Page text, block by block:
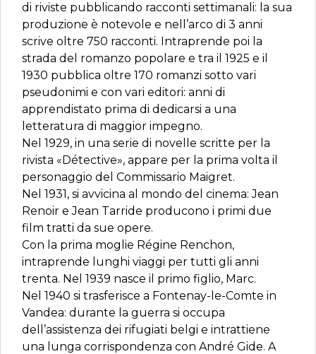
di riviste pubblicando racconti settimanali: la sua
produzione è notevole e nell’arco di 3 anni
scrive oltre 750 racconti. Intraprende poi la
strada del romanzo popolare e tra il 1925 e il
1930 pubblica oltre 170 romanzi sotto vari
pseudonimi e con vari editori: anni di
apprendistato prima di dedicarsi a una
letteratura di maggior impegno.
Nel 1929, in una serie di novelle scritte per la
rivista «Détective», appare per la prima volta il
personaggio del Commissario Maigret.
Nel 1931, si avvicina al mondo del cinema: Jean
Renoir e Jean Tarride producono i primi due
film tratti da sue opere.
Con la prima moglie Régine Renchon,
intraprende lunghi viaggi per tutti gli anni
trenta. Nel 1939 nasce il primo figlio, Marc.
Nel 1940 si trasferisce a Fontenay-le-Comte in
Vandea: durante la guerra si occupa
dell’assistenza dei rifugiati belgi e intrattiene
una lunga corrispondenza con André Gide. A